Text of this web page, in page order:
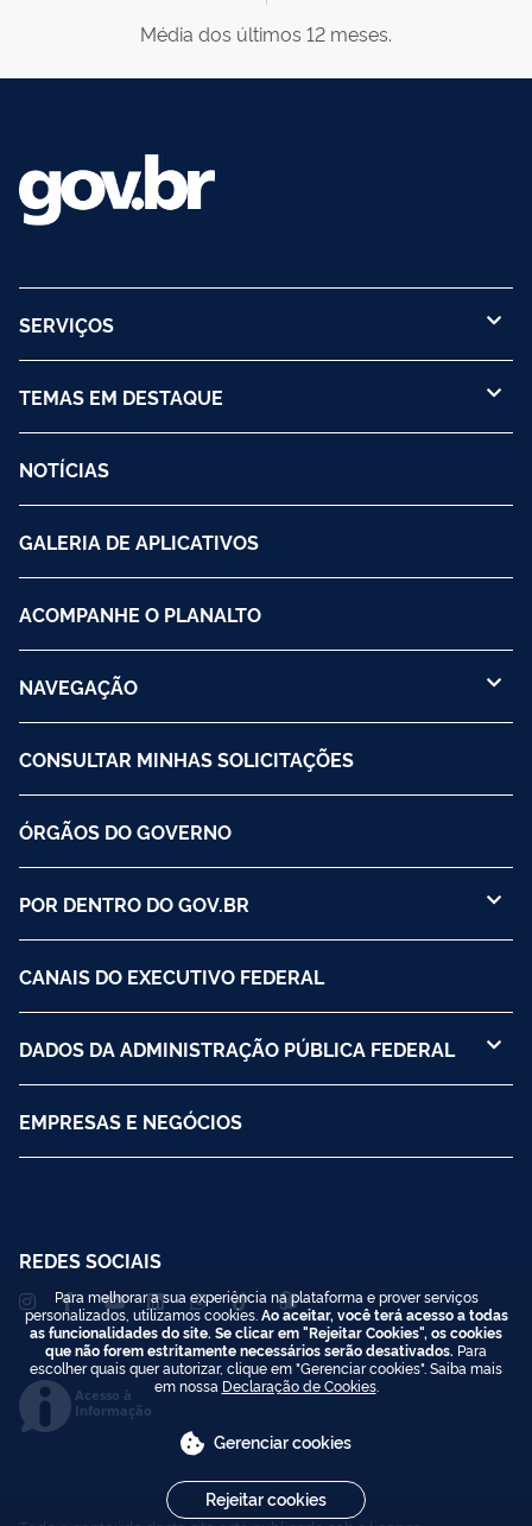
Média dos últimos 12 meses.
SERVIÇOS
TEMAS EM DESTAQUE
NOTÍCIAS
GALERIA DE APLICATIVOS
ACOMPANHE O PLANALTO
NAVEGAÇÃO
CONSULTAR MINHAS SOLICITAÇÕES
ÓRGÃOS DO GOVERNO
POR DENTRO DO GOV.BR
CANAIS DO EXECUTIVO FEDERAL
DADOS DA ADMINISTRAÇÃO PÚBLICA FEDERAL
EMPRESAS E NEGÓCIOS
REDES SOCIAIS
Acesso à
Informação
Para melhorar a sua experiência na plataforma e prover serviços
personalizados, utilizamos cookies. Ao aceitar, você terá acesso a todas
as funcionalidades do site. Se clicar em "Rejeitar Cookies", os cookies
que não forem estritamente necessários serão desativados. Para
escolher quais quer autorizar, clique em "Gerenciar cookies". Saiba mais
em nossa Declaração de Cookies.
Gerenciar cookies
Rejeitar cookies